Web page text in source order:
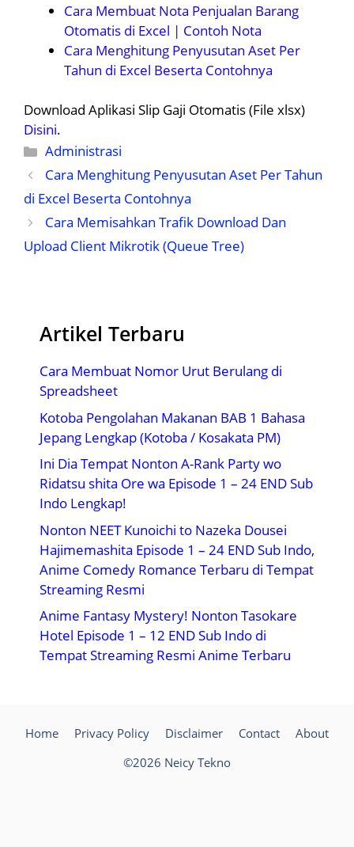
Cara Membuat Nota Penjualan Barang
Otomatis di Excel | Contoh Nota
Cara Menghitung Penyusutan Aset Per
Tahun di Excel Beserta Contohnya
Download Aplikasi Slip Gaji Otomatis (File xlsx)
Disini.
Kategori
Administrasi
Cara Menghitung Penyusutan Aset Per Tahun
di Excel Beserta Contohnya
Cara Memisahkan Trafik Download Dan
Upload Client Mikrotik (Queue Tree)
Artikel Terbaru
Cara Membuat Nomor Urut Berulang di
Spreadsheet
Kotoba Pengolahan Makanan BAB 1 Bahasa
Jepang Lengkap (Kotoba / Kosakata PM)
Ini Dia Tempat Nonton A-Rank Party wo
Ridatsu shita Ore wa Episode 1 – 24 END Sub
Indo Lengkap!
Nonton NEET Kunoichi to Nazeka Dousei
Hajimemashita Episode 1 – 24 END Sub Indo,
Anime Comedy Romance Terbaru di Tempat
Streaming Resmi
Anime Fantasy Mystery! Nonton Tasokare
Hotel Episode 1 – 12 END Sub Indo di
Tempat Streaming Resmi Anime Terbaru
Home Privacy Policy Disclaimer Contact
About
©2026 Neicy Tekno